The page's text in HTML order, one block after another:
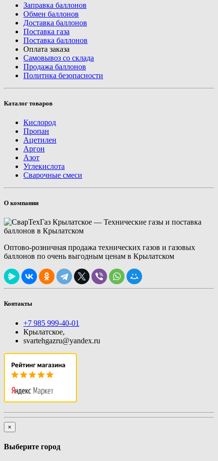
Заправка баллонов
Обмен баллонов
Доставка баллонов
Поставка газа
Поставка баллонов
Оплата заказа
Самовывоз со склада
Продажа баллонов
Политика безопасности
Каталог товаров
Кислород
Пропан
Ацетилен
Аргон
Азот
Углекислота
Сварочные смеси
О компании
Оптово-розничная продажа технических газов и газовых
баллонов по очень выгодным ценам в Крылатском
Контакты
+7 985 999-40-01
Крылатское,
svartehgazru@yandex.ru
×
Выберите город